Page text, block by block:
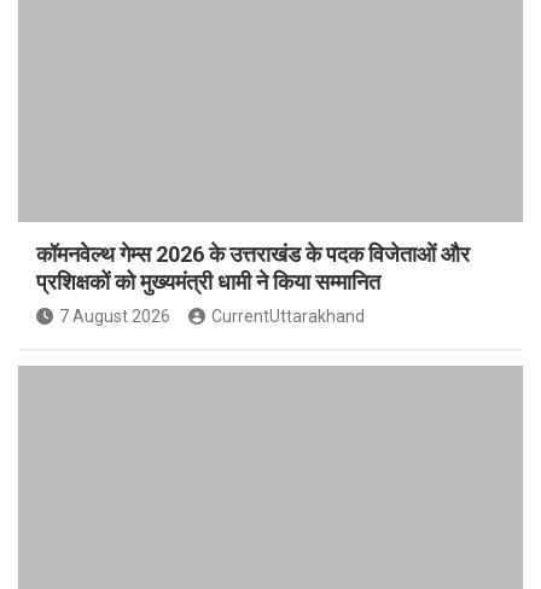
कॉमनवेल्थ गेम्स 2026 के उत्तराखंड के पदक विजेताओं और
प्रशिक्षकों को मुख्यमंत्री धामी ने किया सम्मानित
7 August 2026 CurrentUttarakhand